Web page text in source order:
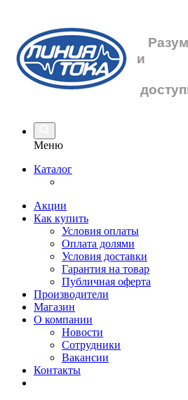
и
Меню
Каталог
Акции
Как купить
Условия оплаты
Оплата долями
Условия доставки
Гарантия на товар
Публичная оферта
Производители
Магазин
О компании
Новости
Сотрудники
Вакансии
Контакты